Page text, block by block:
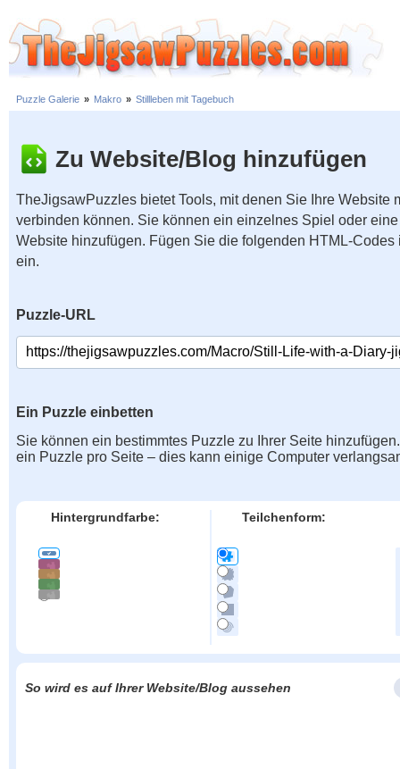
Puzzle Galerie » Makro » Stillleben mit Tagebuch
Zu Website/Blog hinzufügen
TheJigsawPuzzles bietet Tools, mit denen Sie Ihre Website
verbinden können. Sie können ein einzelnes Spiel oder
Website hinzufügen. Fügen Sie die folgenden HTML-
ein.
Puzzle-URL
Ein Puzzle einbetten
Sie können ein bestimmtes Puzzle zu Ihrer Seite
ein Puzzle pro Seite – dies kann einige Computer
Hintergrundfarbe: Teilchenform:
So wird es auf Ihrer Website/Blog aussehen